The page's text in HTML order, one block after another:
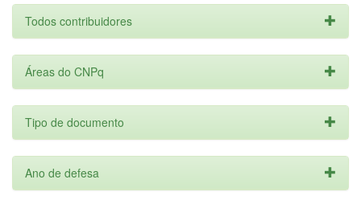
Todos contribuidores
Áreas do CNPq
Tipo de documento
Ano de defesa